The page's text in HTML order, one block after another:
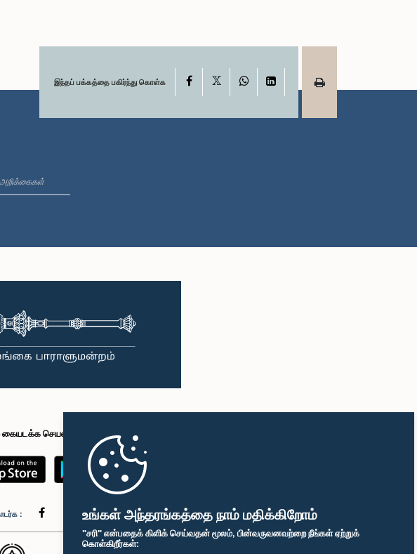
உங்கள் அந்தரங்கத்தை நாம் மதிக்கிறோம்
"சரி" என்பதைக் கிளிக் செய்வதன் மூலம், பின்வருவனவற்றை நீங்கள் ஏற்றுக்
கொள்கிறீர்கள்:
இந்தப் பக்கத்தை பகிர்ந்து கொள்க Facebook WhatsAppLinkedIn
அறிக்கைகள்
கையடக்க செயலி
: